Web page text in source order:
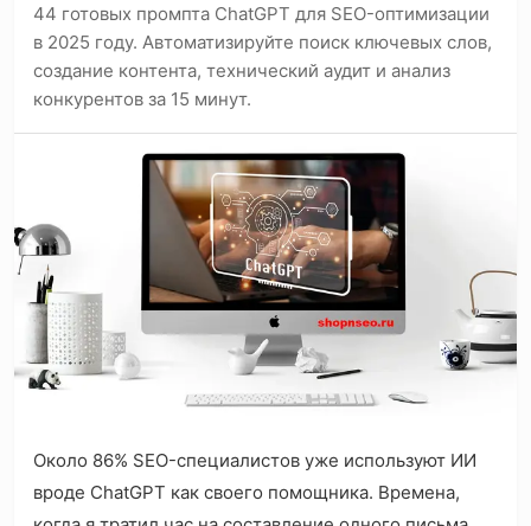
44 готовых промпта ChatGPT для SEO-оптимизации
в 2025 году. Автоматизируйте поиск ключевых слов,
создание контента, технический аудит и анализ
конкурентов за 15 минут.
Около 86% SEO-специалистов уже используют ИИ
вроде ChatGPT как своего помощника. Времена,